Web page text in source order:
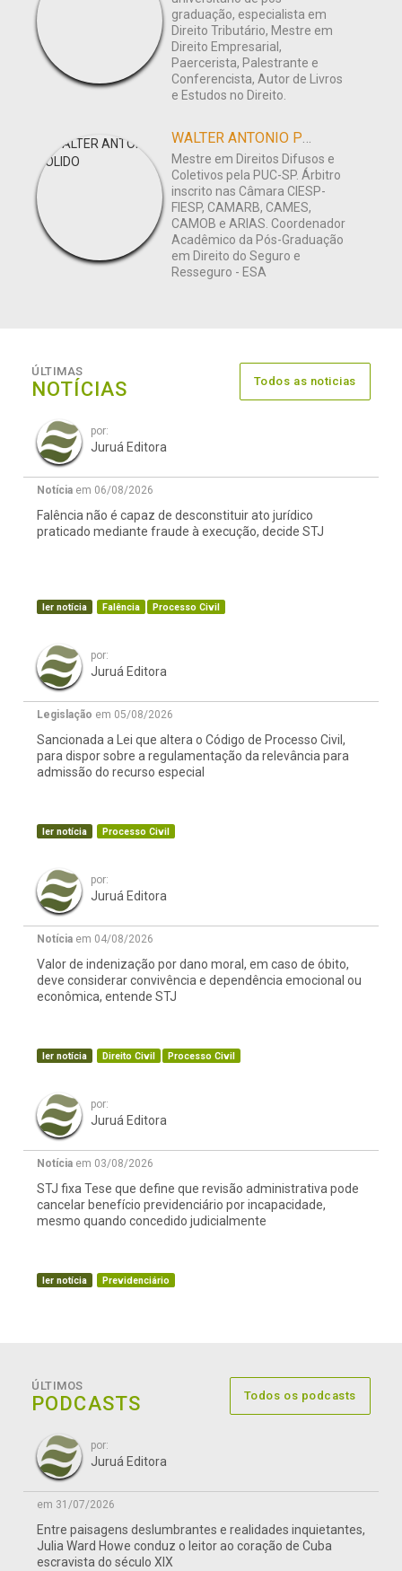
graduação, especialista em
Direito Tributário, Mestre em
Direito Empresarial,
Paercerista, Palestrante e
Conferencista, Autor de Livros
e Estudos no Direito.
WALTER ANTONIO POLIDO
Mestre em Direitos Difusos e
Coletivos pela PUC-SP. Árbitro
inscrito nas Câmara CIESP-
FIESP, CAMARB, CAMES,
CAMOB e ARIAS. Coordenador
Acadêmico da Pós-Graduação
em Direito do Seguro e
Resseguro - ESA
ÚLTIMAS
NOTÍCIAS Todos as noticias
por:
Juruá Editora
Notícia em 06/08/2026
Falência não é capaz de desconstituir ato jurídico
praticado mediante fraude à execução, decide STJ
ler notícia Falência Processo Civil
por:
Juruá Editora
Legislação em 05/08/2026
Sancionada a Lei que altera o Código de Processo Civil,
para dispor sobre a regulamentação da relevância para
admissão do recurso especial
ler notícia Processo Civil
por:
Juruá Editora
Notícia em 04/08/2026
Valor de indenização por dano moral, em caso de óbito,
deve considerar convivência e dependência emocional ou
econômica, entende STJ
ler notícia Direito Civil Processo Civil
por:
Juruá Editora
Notícia em 03/08/2026
STJ fixa Tese que define que revisão administrativa pode
cancelar benefício previdenciário por incapacidade,
mesmo quando concedido judicialmente
ler notícia Previdenciário
ÚLTIMOS
PODCASTS Todos os podcasts
por:
Juruá Editora
em 31/07/2026
Entre paisagens deslumbrantes e realidades inquietantes,
Julia Ward Howe conduz o leitor ao coração de Cuba
escravista do século XIX